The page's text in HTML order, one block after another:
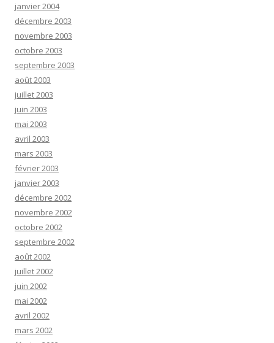
janvier 2004
décembre 2003
novembre 2003
octobre 2003
septembre 2003
août 2003
juillet 2003
juin 2003
mai 2003
avril 2003
mars 2003
février 2003
janvier 2003
décembre 2002
novembre 2002
octobre 2002
septembre 2002
août 2002
juillet 2002
juin 2002
mai 2002
avril 2002
mars 2002